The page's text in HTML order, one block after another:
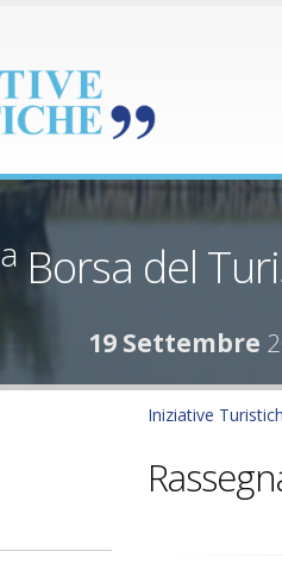
aBorsa del
19 Settembre
Iniziative